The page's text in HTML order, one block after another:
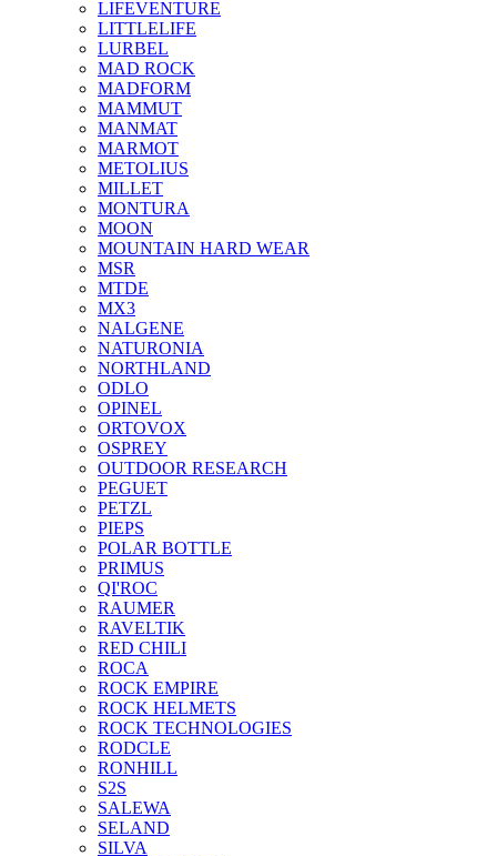
LIFEVENTURE
LITTLELIFE
LURBEL
MAD ROCK
MADFORM
MAMMUT
MANMAT
MARMOT
METOLIUS
MILLET
MONTURA
MOON
MOUNTAIN HARD WEAR
MSR
MTDE
MX3
NALGENE
NATURONIA
NORTHLAND
ODLO
OPINEL
ORTOVOX
OSPREY
OUTDOOR RESEARCH
PEGUET
PETZL
PIEPS
POLAR BOTTLE
PRIMUS
QI'ROC
RAUMER
RAVELTIK
RED CHILI
ROCA
ROCK EMPIRE
ROCK HELMETS
ROCK TECHNOLOGIES
RODCLE
RONHILL
S2S
SALEWA
SELAND
SILVA